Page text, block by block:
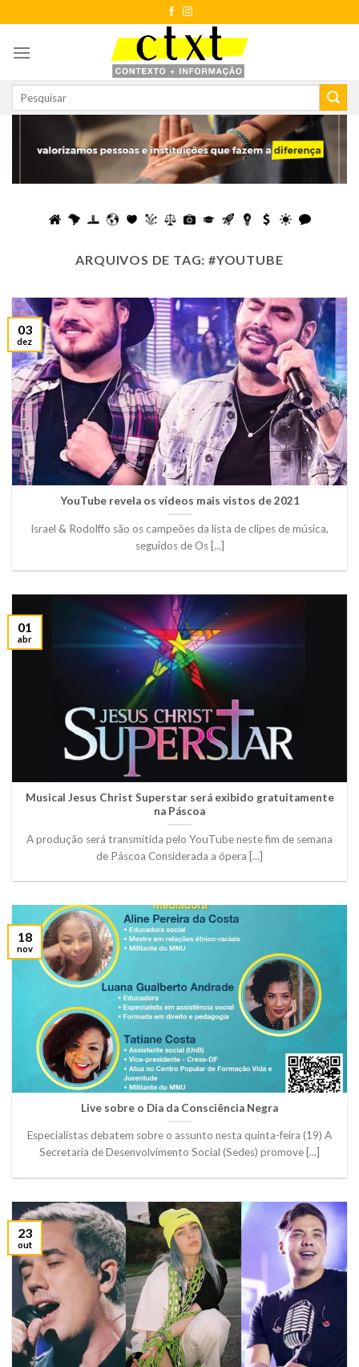
to
content
ARQUIVOS DE TAG:#YOUTUBE
YouTube revela os vídeos mais vistos de 2021
Israel & Rodolffo são os campeões da lista de clipes de música,
seguidos de Os [...]
03
dez
Musical Jesus Christ Superstar será exibido gratuitamente
na Páscoa
A produção será transmitida pelo YouTube neste fim de semana
de Páscoa Considerada a ópera [...]
01
abr
Live sobre o Dia da Consciência Negra
Especialistas debatem sobre o assunto nesta quinta-feira (19) A
Secretaria de Desenvolvimento Social (Sedes) promove [...]
18
nov
23
out